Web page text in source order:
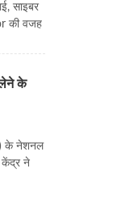
साइबर
की वजह
लेने के
के नेशनल
केंद्र ने